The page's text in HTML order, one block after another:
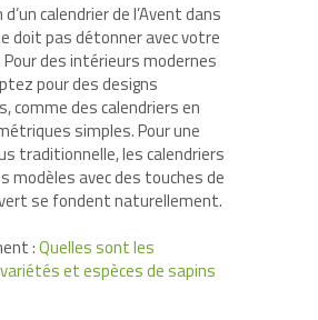
calendrier de l’Avent dans
doit pas détonner avec votre
des intérieurs modernes
pour des designs
comme des calendriers en
simples. Pour une
traditionnelle, les calendriers
modèles avec des touches de
se fondent naturellement.
:Quelles sont les
et espèces de sapins